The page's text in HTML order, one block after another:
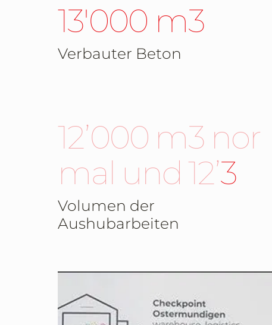
13'000 m3
Verbauter Beton
12’000 m3
normal und
Felsen
Volumen der